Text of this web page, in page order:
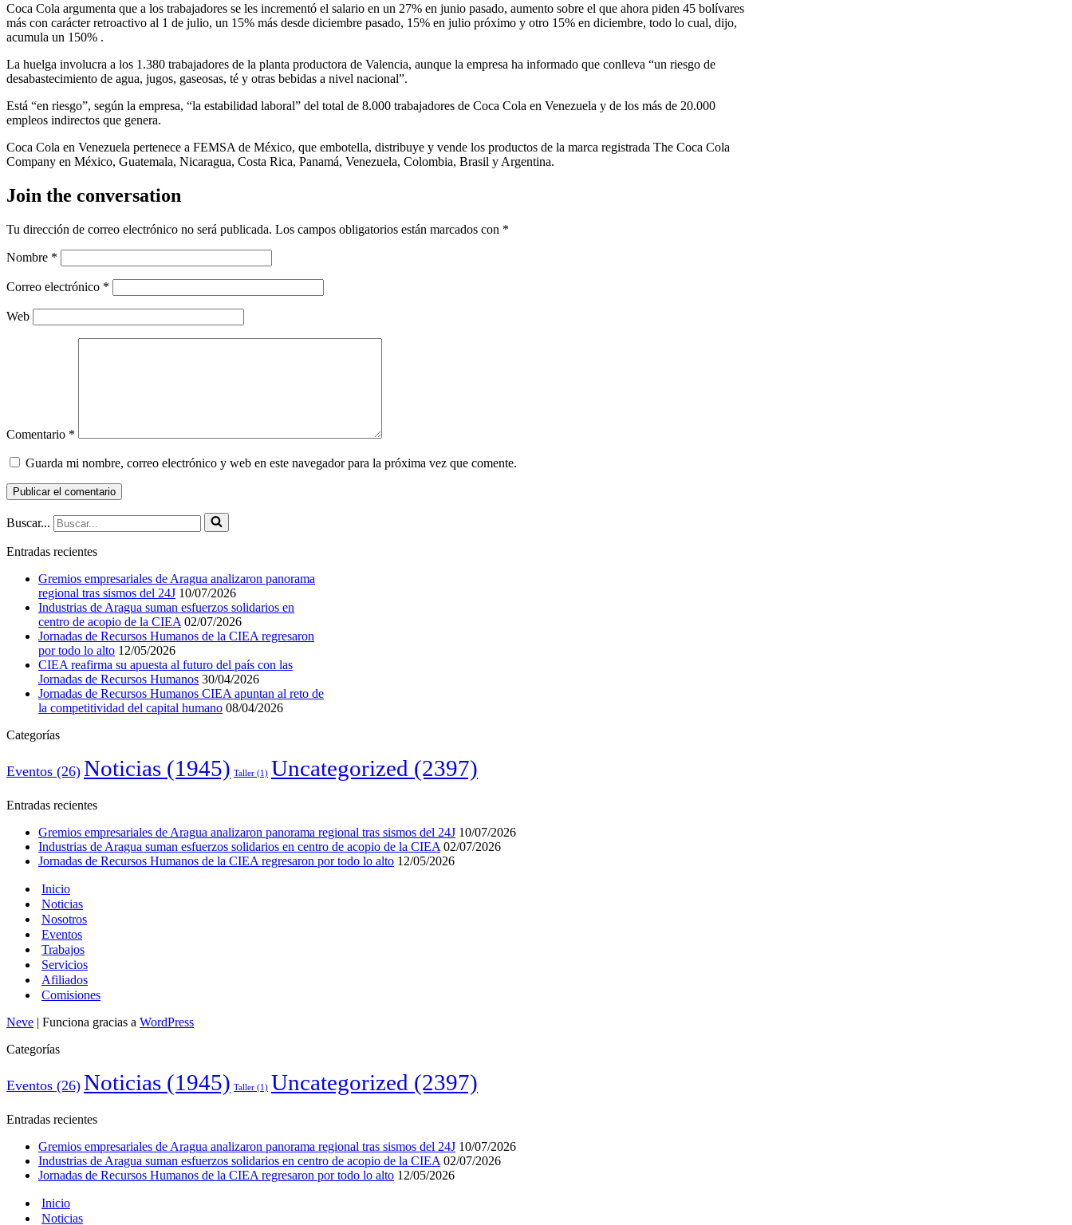
Coca Cola argumenta que a los trabajadores se les incrementó el salario en un 27% en junio pasado, aumento sobre el que ahora piden 45 bolívares
más con carácter retroactivo al 1 de julio, un 15% más desde diciembre pasado, 15% en julio próximo y otro 15% en diciembre, todo lo cual, dijo,
acumula un 150% .
La huelga involucra a los 1.380 trabajadores de la planta productora de Valencia, aunque la empresa ha informado que conlleva “un riesgo de
desabastecimiento de agua, jugos, gaseosas, té y otras bebidas a nivel nacional”.
Está “en riesgo”, según la empresa, “la estabilidad laboral” del total de 8.000 trabajadores de Coca Cola en Venezuela y de los más de 20.000
empleos indirectos que genera.
Coca Cola en Venezuela pertenece a FEMSA de México, que embotella, distribuye y vende los productos de la marca registrada The Coca Cola
Company en México, Guatemala, Nicaragua, Costa Rica, Panamá, Venezuela, Colombia, Brasil y Argentina.
Join the conversation
Tu dirección de correo electrónico no será publicada. Los campos obligatorios están marcados con *
Nombre *
Correo electrónico *
Web
Comentario *
Guarda mi nombre, correo electrónico y web en este navegador para la próxima vez que comente.
Buscar...
Entradas recientes
Gremios empresariales de Aragua analizaron panorama
regional tras sismos del 24J 10/07/2026
Industrias de Aragua suman esfuerzos solidarios en
centro de acopio de la CIEA 02/07/2026
Jornadas de Recursos Humanos de la CIEA regresaron
por todo lo alto 12/05/2026
CIEA reafirma su apuesta al futuro del país con las
Jornadas de Recursos Humanos 30/04/2026
Jornadas de Recursos Humanos CIEA apuntan al reto de
la competitividad del capital humano 08/04/2026
Categorías
Eventos (26) Noticias (1945) Taller (1) Uncategorized (2397)
Entradas recientes
Gremios empresariales de Aragua analizaron panorama regional tras sismos del 24J 10/07/2026
Industrias de Aragua suman esfuerzos solidarios en centro de acopio de la CIEA 02/07/2026
Jornadas de Recursos Humanos de la CIEA regresaron por todo lo alto 12/05/2026
Inicio
Noticias
Nosotros
Eventos
Trabajos
Servicios
Afiliados
Comisiones
Neve | Funciona gracias a WordPress
Categorías
Eventos (26) Noticias (1945) Taller (1) Uncategorized (2397)
Entradas recientes
Gremios empresariales de Aragua analizaron panorama regional tras sismos del 24J 10/07/2026
Industrias de Aragua suman esfuerzos solidarios en centro de acopio de la CIEA 02/07/2026
Jornadas de Recursos Humanos de la CIEA regresaron por todo lo alto 12/05/2026
Inicio
Noticias